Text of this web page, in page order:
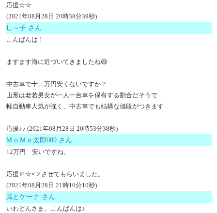
応援☆☆
(2021年08月28日 20時38分39秒)
し～子 さん
こんばんは！
ますます海に近づいてきましたね😃
中古車で十二万円安くないですか？
山形は老若男女が一人一台車を保有する割合だそうで
軽自動車人気が強く、中古車でも結構な値段がつきます
応援♪♪ (2021年08月28日 20時53分38秒)
ＭｏＭｏ太郎009 さん
12万円 安いですね。
応援Ｐ☆×２させてもらいました。
(2021年08月28日 21時10分10秒)
風とケーナ さん
いわどんさま、こんばんは♪